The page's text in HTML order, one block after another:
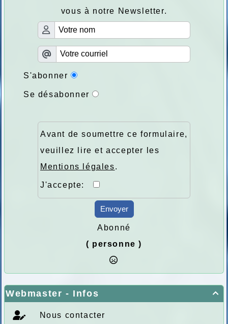
vous à notre Newsletter.
S'abonner
Se désabonner
Avant de soumettre ce formulaire,
veuillez lire et accepter les
Mentions légales.
J'accepte:
Envoyer
Abonné
( personne )

Webmaster - Infos
Nous contacter